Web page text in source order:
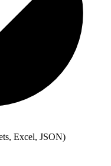
Excel, JSON)